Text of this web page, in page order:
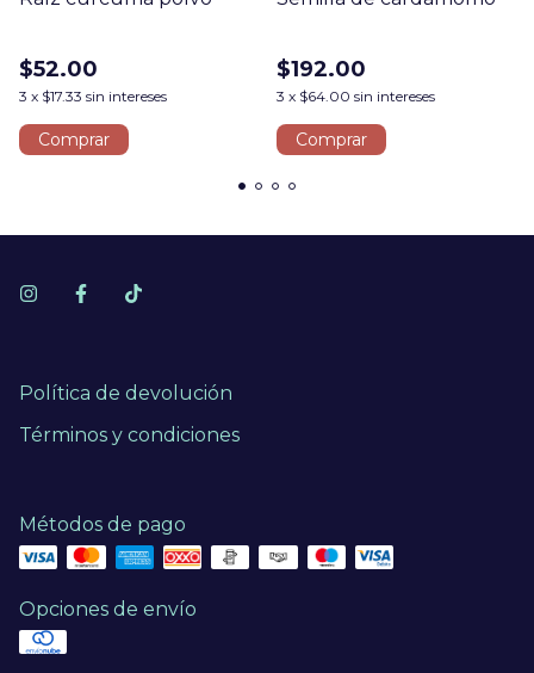
$52.00
3 x $17.33 sin intereses
Comprar
$192.00
3 x $64.00 sin intereses
Comprar
Política de devolución
Términos y condiciones
Métodos de pago
Opciones de envío